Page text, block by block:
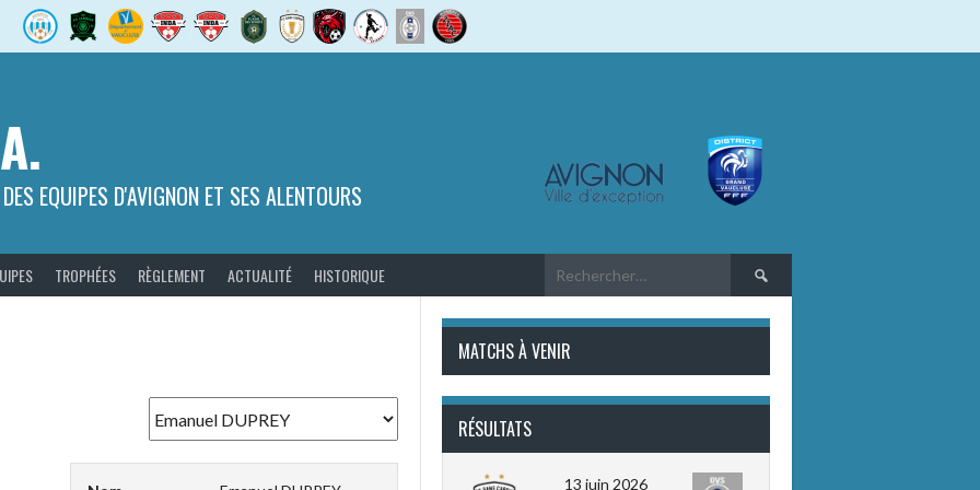
EQUIPES D'AVIGNON ET SES ALENTOURS
TROPHÉES RÈGLEMENT ACTUALITÉ HISTORIQUE Rechercher :
MATCHS À VENIR
RÉSULTATS
13 juin 2026